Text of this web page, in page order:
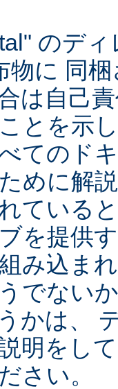
のデ
物に 同
は自己
とを示
てのド
めに解
ている
を提供
み込ま
でない
かは、
明をし
さい。